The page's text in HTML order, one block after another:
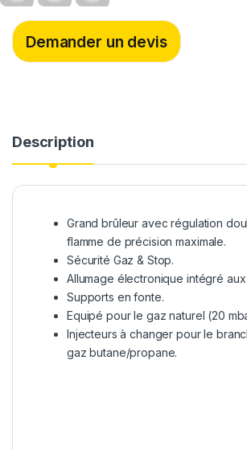
c
e
b
o
o
i
t
e
r
n
k
d
I
Demander un devis
Description
Grand brûleur avec régulation
flamme de précision maximale.
Sécurité Gaz & Stop.
Allumage électronique intégré aux
Supports en fonte.
Equipé pour le gaz naturel (20
Injecteurs à changer pour le
gaz butane/propane.